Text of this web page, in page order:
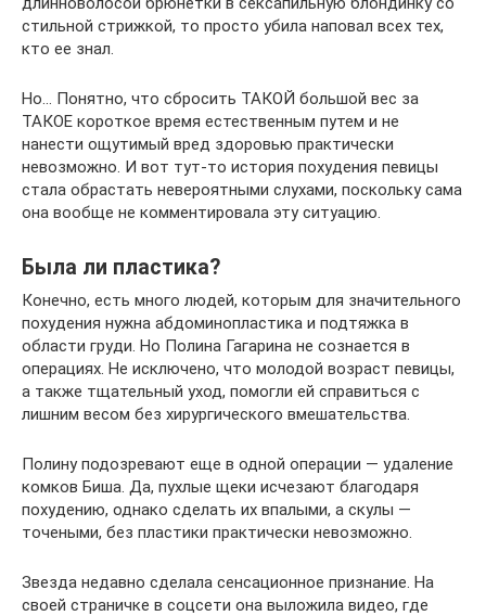
стильной стрижкой, то просто убила наповал всех тех,
кто ее знал.
Но… Понятно, что сбросить ТАКОЙ большой вес за
ТАКОЕ короткое время естественным путем и не
нанести ощутимый вред здоровью практически
невозможно. И вот тут-то история похудения певицы
стала обрастать невероятными слухами, поскольку сама
она вообще не комментировала эту ситуацию.
Была ли пластика?
Конечно, есть много людей, которым для значительного
похудения нужна абдоминопластика и подтяжка в
области груди. Но Полина Гагарина не сознается в
операциях. Не исключено, что молодой возраст певицы,
а также тщательный уход, помогли ей справиться с
лишним весом без хирургического вмешательства.
Полину подозревают еще в одной операции — удаление
комков Биша. Да, пухлые щеки исчезают благодаря
похудению, однако сделать их впалыми, а скулы —
точеными, без пластики практически невозможно.
Звезда недавно сделала сенсационное признание. На
своей страничке в соцсети она выложила видео, где